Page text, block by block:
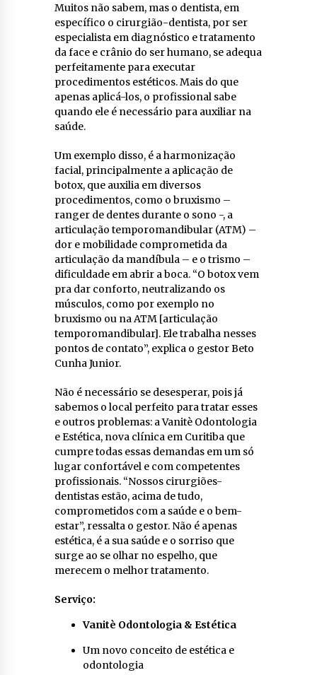
Muitos não sabem, mas o dentista, em
específico o cirurgião-dentista, por ser
especialista em diagnóstico e tratamento
da face e crânio do ser humano, se adequa
perfeitamente para executar
procedimentos estéticos. Mais do que
apenas aplicá-los, o profissional sabe
quando ele é necessário para auxiliar na
saúde.
Um exemplo disso, é a harmonização
facial, principalmente a aplicação de
botox, que auxilia em diversos
procedimentos, como o bruxismo –
ranger de dentes durante o sono -, a
articulação temporomandibular (ATM) –
dor e mobilidade comprometida da
articulação da mandíbula – e o trismo –
dificuldade em abrir a boca. “O botox vem
pra dar conforto, neutralizando os
músculos, como por exemplo no
bruxismo ou na ATM [articulação
temporomandibular]. Ele trabalha nesses
pontos de contato”, explica o gestor Beto
Cunha Junior.
Não é necessário se desesperar, pois já
sabemos o local perfeito para tratar esses
e outros problemas: a Vanitè Odontologia
e Estética, nova clínica em Curitiba que
cumpre todas essas demandas em um só
lugar confortável e com competentes
profissionais. “Nossos cirurgiões-
dentistas estão, acima de tudo,
comprometidos com a saúde e o bem-
estar”, ressalta o gestor. Não é apenas
estética, é a sua saúde e o sorriso que
surge ao se olhar no espelho, que
merecem o melhor tratamento.
Serviço:
Vanitè Odontologia & Estética
Um novo conceito de estética e
odontologia